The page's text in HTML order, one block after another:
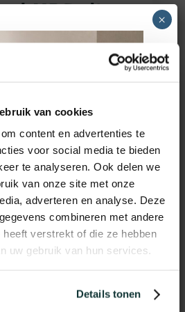
van cookies
content en advertenties te
voor social media te bieden
te analyseren. Ook delen we
van onze site met onze
adverteren en analyse. Deze
combineren met andere
verstrekt of die ze hebben
uw gebruik van hun services.
Details tonen
MDF plint
RAL9016
×